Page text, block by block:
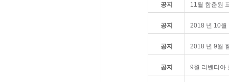
공지 11월 함춘원
공지 2018 년 10월
공지 2018 년 9월
공지 9월 리벤티아